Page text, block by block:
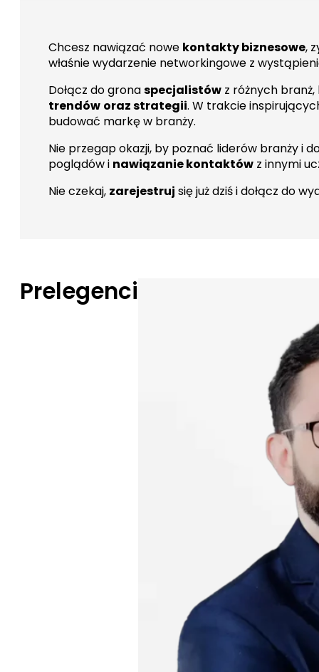
Chcesz nawiązać nowe kontakty biznesowe,
właśnie wydarzenie networkingowe z
Dołącz do gronaspecjalistów z różnych
trendów oraz strategii. W trakcie
budować markę w branży.
Nie przegap okazji, by poznać liderów branży i
poglądów i nawiązanie kontaktów z innymi
Nie czekaj, zarejestruj się już dziś i dołącz do
Prelegenci